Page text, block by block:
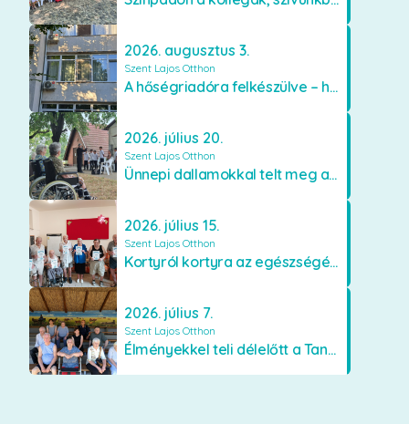
2026. augusztus 3.
Szent Lajos Otthon
A hőségriadóra felkészülve – hűsítő fejlesztések a Szent Lajos Otthonban
2026. július 20.
Szent Lajos Otthon
Ünnepi dallamokkal telt meg a Szent Lajos Otthon
2026. július 15.
Szent Lajos Otthon
Kortyról kortyra az egészségért!
2026. július 7.
Szent Lajos Otthon
Élményekkel teli délelőtt a Tanyacsárdában